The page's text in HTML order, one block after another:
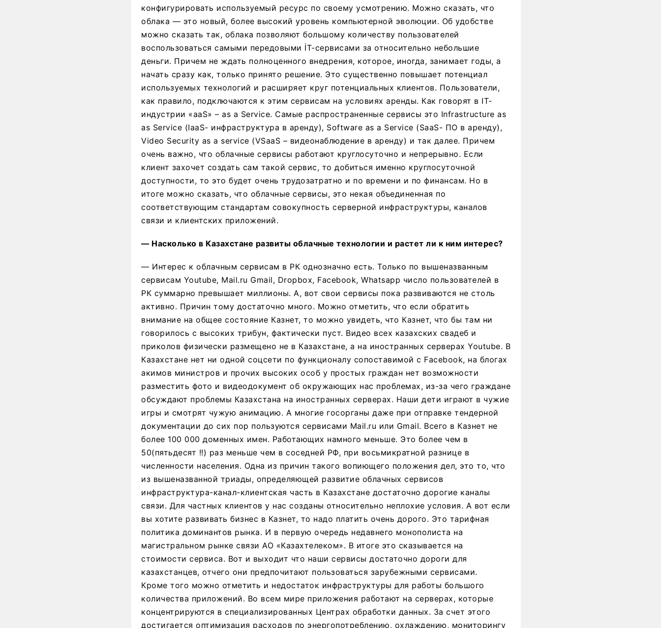
конфигурировать используемый ресурс по своему усмотрению. Можно сказать, что
облака — это новый, более высокий уровень компьютерной эволюции. Об удобстве
можно сказать так, облака позволяют большому количеству пользователей
воспользоваться самыми передовыми İT-сервисами за относительно небольшие
деньги. Причем не ждать полноценного внедрения, которое, иногда, занимает годы, а
начать сразу как, только принято решение. Это существенно повышает потенциал
используемых технологий и расширяет круг потенциальных клиентов. Пользователи,
как правило, подключаются к этим сервисам на условиях аренды. Как говорят в IT-
индустрии «aaS» – as a Service. Самые распространенные сервисы это Infrastructure as
as Service (IaaS- инфраструктура в аренду), Software as a Service (SaaS- ПО в аренду),
Video Security as a service (VSaaS – видеонаблюдение в аренду) и так далее. Причем
очень важно, что облачные сервисы работают круглосуточно и непрерывно. Если
клиент захочет создать сам такой сервис, то добиться именно круглосуточной
доступности, то это будет очень трудозатратно и по времени и по финансам. Но в
итоге можно сказать, что облачные сервисы, это некая объединенная по
соответствующим стандартам совокупность серверной инфраструктуры, каналов
связи и клиентских приложений.
— Насколько в Казахстане развиты облачные технологии и растет ли к ним интерес?
— Интерес к облачным сервисам в РК однозначно есть. Только по вышеназванным
сервисам Youtube, Mail.ru Gmail, Dropbox, Facebook, Whatsapp число пользователей в
РК суммарно превышает миллионы. А, вот свои сервисы пока развиваются не столь
активно. Причин тому достаточно много. Можно отметить, что если обратить
внимание на общее состояние Казнет, то можно увидеть, что Казнет, что бы там ни
говорилось с высоких трибун, фактически пуст. Видео всех казахских свадеб и
приколов физически размещено не в Казахстане, а на иностранных серверах Youtube. В
Казахстане нет ни одной соцсети по функционалу сопоставимой с Facebook, на блогах
акимов министров и прочих высоких особ у простых граждан нет возможности
разместить фото и видеодокумент об окружающих нас проблемах, из-за чего граждане
обсуждают проблемы Казахстана на иностранных серверах. Наши дети играют в чужие
игры и смотрят чужую анимацию. А многие госорганы даже при отправке тендерной
документации до сих пор пользуются сервисами Mail.ru или Gmail. Всего в Казнет не
более 100 000 доменных имен. Работающих намного меньше. Это более чем в
50(пятьдесят !!) раз меньше чем в соседней РФ, при восьмикратной разнице в
численности населения. Одна из причин такого вопиющего положения дел, это то, что
из вышеназванной триады, определяющей развитие облачных сервисов
инфраструктура-канал-клиентская часть в Казахстане достаточно дорогие каналы
связи. Для частных клиентов у нас созданы относительно неплохие условия. А вот если
вы хотите развивать бизнес в Казнет, то надо платить очень дорого. Это тарифная
политика доминантов рынка. И в первую очередь недавнего монополиста на
магистральном рынке связи АО «Казахтелеком». В итоге это сказывается на
стоимости сервиса. Вот и выходит что наши сервисы достаточно дороги для
казахстанцев, отчего они предпочитают пользоваться зарубежными сервисами.
Кроме того можно отметить и недостаток инфраструктуры для работы большого
количества приложений. Во всем мире приложения работают на серверах, которые
концентрируются в специализированных Центрах обработки данных. За счет этого
достигается оптимизация расходов по энергопотреблению, охлаждению, мониторингу